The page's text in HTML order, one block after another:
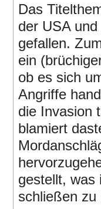
Das
der USA
gefallen.
ein
ob es sich
Angriffe
die Invasion
blamiert
gestellt, was
schließen zu